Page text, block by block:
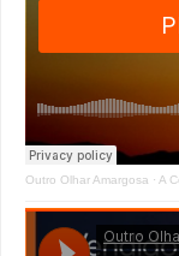
Outro Olhar Amargosa · A